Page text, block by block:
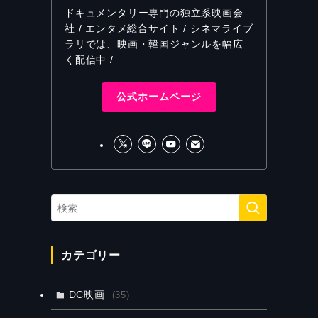
ドキュメンタリー専門の独立系映画会
社 / エンタメ総合サイト / シネマライブ
ラリでは、映画・韓国ジャンルを幅広
く配信中 /
公式ホームページ
カテゴリー
DC映画 (35)